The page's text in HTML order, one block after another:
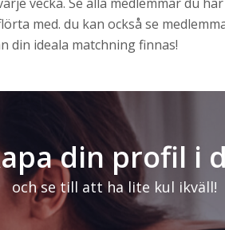
med. du kan också se
din ideala matchning finnas!
din profil i
och se till att ha lite kul ikväll!